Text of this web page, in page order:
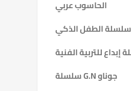
الحاسوب عربي
سلسلة الطفل الذكي
إبداع للتربية الفنية
سلسلة G.N جوناو